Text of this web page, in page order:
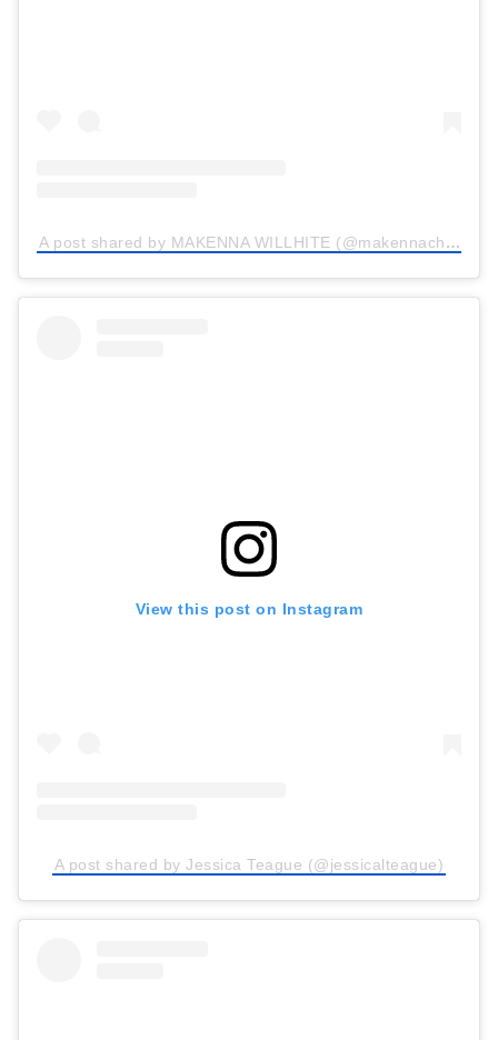
A post shared by MAKENNA WILLHITE (@makennachristinexo)
View this post on Instagram
A post shared by Jessica Teague (@jessicalteague)